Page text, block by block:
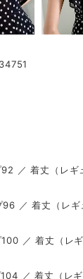
／ 着丈（レギ
／ 着丈（レギ
／ 着丈（レ
／ 着丈（レ